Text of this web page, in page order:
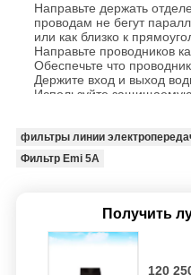
Направьте держать
проводам не бегут
или как близко к
Направьте проводников
Обеспечьте что
Держите вход и выход
Используйте
фильтры линии
Фильтр Emi 5A
Получить
120